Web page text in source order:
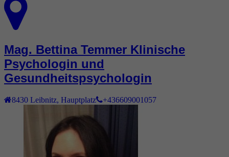
Mag. Bettina Temmer Klinische
Psychologin und
Gesundheitspsychologin
8430 Leibnitz Hauptplatz +436609001057